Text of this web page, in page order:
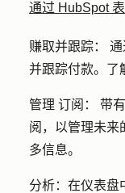
通过 HubSpot
赚取并跟踪：
通
并跟踪付款。了
管理 订阅：
带
阅，以管理未来
多信息。
分析：在仪表盘